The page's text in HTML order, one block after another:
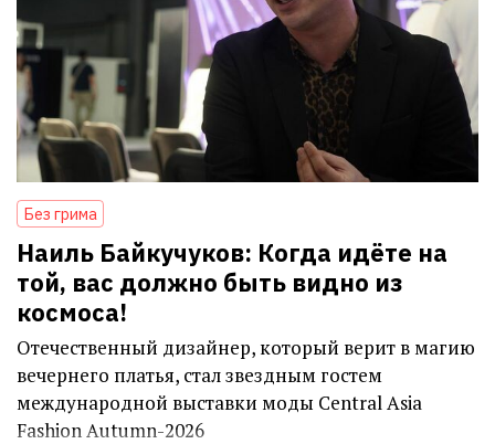
Без грима
Наиль Байкучуков: Когда идёте на
той, вас должно быть видно из
космоса!
Отечественный дизайнер, который верит в магию
вечернего платья, стал звездным гостем
международной выставки моды Central Asia
Fashion Autumn-2026